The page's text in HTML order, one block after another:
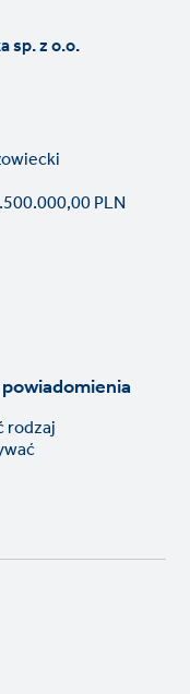
sp. z o.o.
PLN
rodzaj